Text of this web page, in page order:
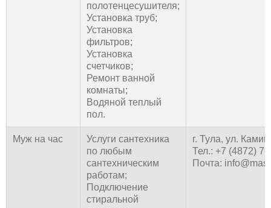
полотенцесушителя;
Установка труб;
Установка
фильтров;
Установка
счетчиков;
Ремонт ванной
комнаты;
Водяной теплый
пол.
Муж на час
Услуги сантехника
по любым
сантехническим
работам;
Подключение
стиральной
г. Тула, ул.
Тел.: +7 (4872)
Почта: